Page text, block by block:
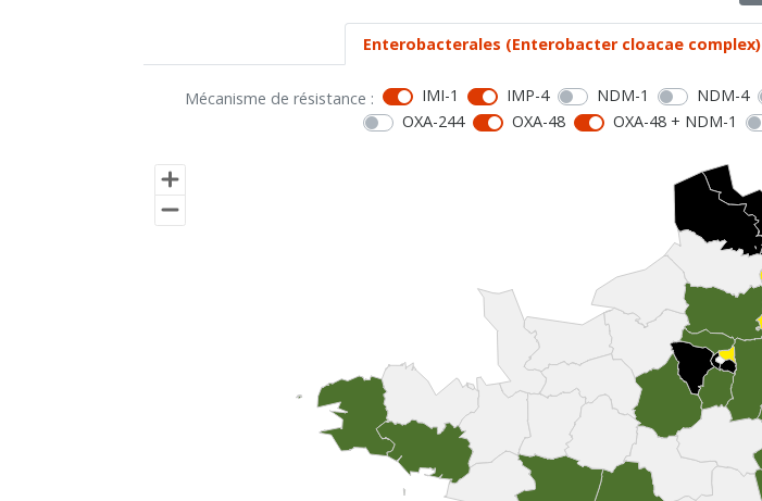
Enterobacterales (Enterobacter cloacae complex)
Mécanisme de résistance : IMI-1 IMP-4 NDM-1 NDM-4
OXA-244
OXA-48 OXA-48 + NDM-1